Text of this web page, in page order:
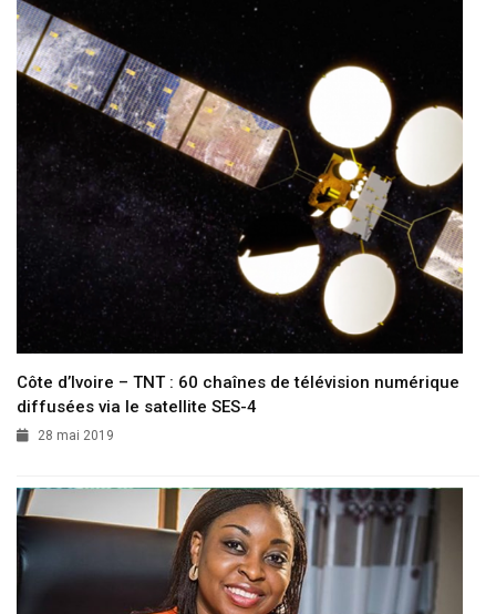
Côte d’Ivoire – TNT : 60 chaînes de télévision numérique
diffusées via le satellite SES-4
28 mai 2019